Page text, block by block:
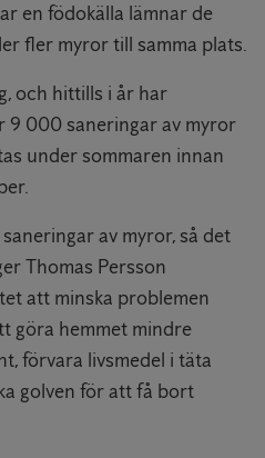
en födokälla lämnar de
fler myror till samma plats.
och hittills i år har
9 000 saneringar av myror
under sommaren innan
av myror, så det
Thomas Persson
att minska problemen
göra hemmet mindre
förvara livsmedel i täta
golven för att få bort